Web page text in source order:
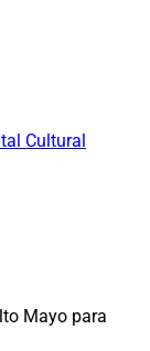
Cultural
Mayo para